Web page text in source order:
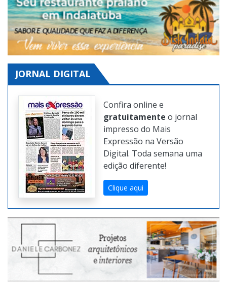
JORNAL DIGITAL
Confira online e
gratuitamenteo jornal
impresso do Mais
Expressão na Versão
Digital. Toda semana uma